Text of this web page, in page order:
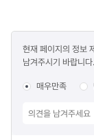
만족도
조사
현재 페이지의 정보
남겨주시기 바랍니다.
매우만족